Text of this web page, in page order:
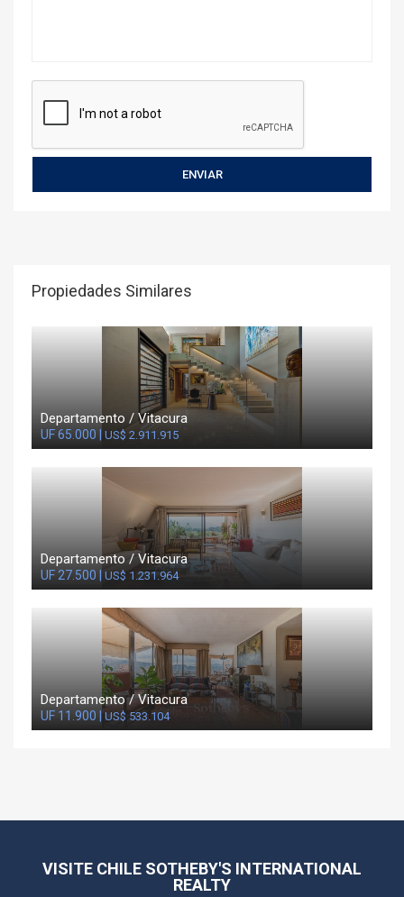
Propiedades Similares
Departamento / Vitacura
UF 65.000 | US$ 2.911.915
Departamento / Vitacura
UF 27.500 | US$ 1.231.964
Departamento / Vitacura
UF 11.900 | US$ 533.104
VISITE CHILE SOTHEBY'S INTERNATIONAL
REALTY